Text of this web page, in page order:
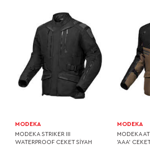
MODEKA
MODEKA STRIKER III
WATERPROOF CEKET SİYAH
MODEKA
MODEKA
'AAA'